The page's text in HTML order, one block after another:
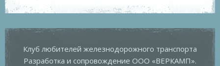
Клуб любителей железнодорожного транспорта
Разработка и сопровождение ООО «ВЕРКАМП».